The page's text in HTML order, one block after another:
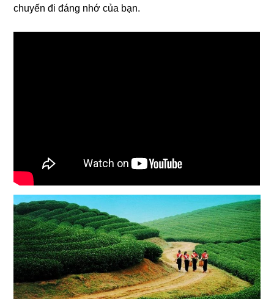
chuyến đi đáng nhớ của bạn.